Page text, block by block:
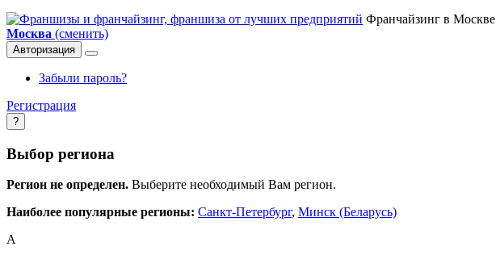
Франчайзинг в Москве
Москва (сменить)
Авторизация
Забыли пароль?
Регистрация
?
Выбор региона
Регион не определен. Выберите необходимый Вам регион.
Наиболее популярные регионы: Санкт-Петербург, Минск (Беларусь)
А